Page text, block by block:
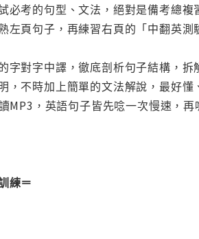
必考的句型、文法，絕對是備考總複
左頁句子，再練習右頁的「中翻英
字對字中譯，徹底剖析句子結構，
，不時加上簡單的文法解說，最好懂
MP3，英語句子皆先唸一次慢速，
練＝